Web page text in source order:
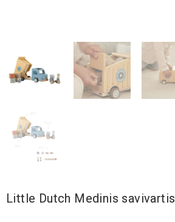
Little Dutch Medinis savivartis